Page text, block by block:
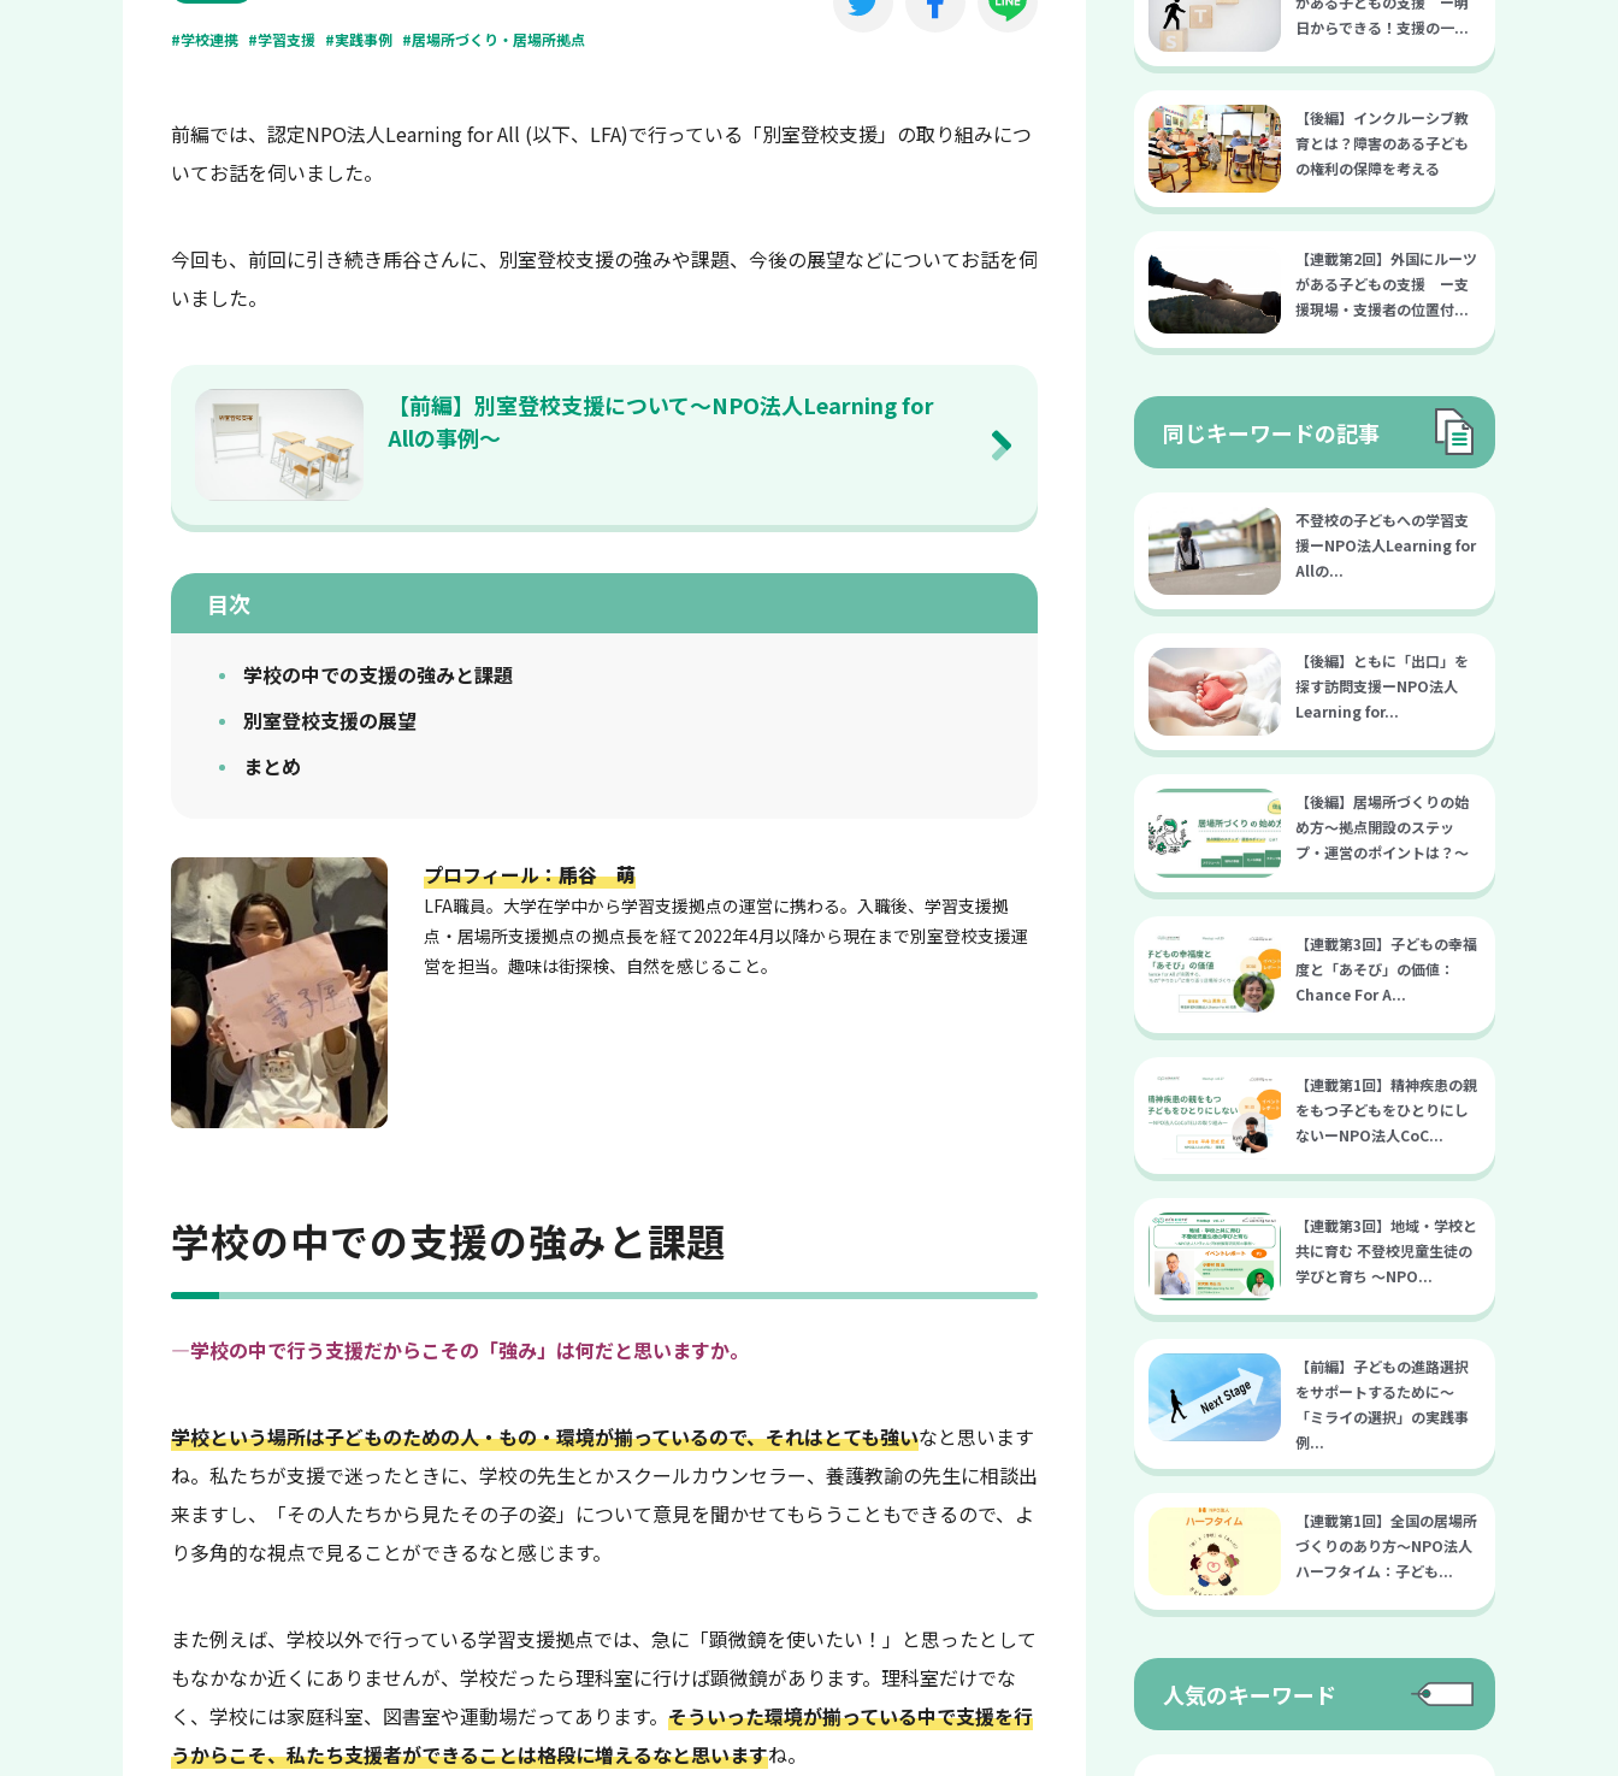
#学校連携 #学習支援 #実践事例 #居場所づくり・居場所拠点
前編では、認定NPO法人Learning for All (以下、LFA)で行っている「別室登校支援」の取り組みにつ
いてお話を伺いました。
今回も、前回に引き続き乕谷さんに、別室登校支援の強みや課題、今後の展望などについてお話を伺
いました。
【前編】別室登校支援について～NPO法人Learning for
Allの事例～
目次
学校の中での支援の強みと課題
別室登校支援の展望
まとめ
プロフィール：乕谷 萌
LFA職員。大学在学中から学習支援拠点の運営に携わる。入職後、学習支援拠
点・居場所支援拠点の拠点長を経て2022年4月以降から現在まで別室登校支援運
営を担当。趣味は街探検、自然を感じること。
学校の中での支援の強みと課題
—学校の中で行う支援だからこその「強み」は何だと思いますか。
学校という場所は子どものための人・もの・環境が揃っているので、それはとても強いなと思います
ね。私たちが支援で迷ったときに、学校の先生とかスクールカウンセラー、養護教諭の先生に相談出
来ますし、「その人たちから見たその子の姿」について意見を聞かせてもらうこともできるので、よ
り多角的な視点で見ることができるなと感じます。
また例えば、学校以外で行っている学習支援拠点では、急に「顕微鏡を使いたい！」と思ったとして
もなかなか近くにありませんが、学校だったら理科室に行けば顕微鏡があります。理科室だけでな
く、学校には家庭科室、図書室や運動場だってあります。 そういった環境が揃っている中で支援を行
うからこそ、私たち支援者ができることは格段に増えるなと思いますね。
日からできる！支援の一...
【後編】インクルーシブ教
育とは？障害のある子ども
の権利の保障を考える
【連載第2回】外国にルーツ
がある子どもの支援 ー支
援現場・支援者の位置付...
同じキーワードの記事
不登校の子どもへの学習支
援ーNPO法人Learning for
Allの...
【後編】ともに「出口」を
探す訪問支援ーNPO法人
Learning for...
【後編】居場所づくりの始
め方～拠点開設のステッ
プ・運営のポイントは？～
【連載第3回】子どもの幸福
度と「あそび」の価値：
Chance For A...
【連載第1回】精神疾患の親
をもつ子どもをひとりにし
ないーNPO法人CoC...
【連載第3回】地域・学校と
共に育む 不登校児童生徒の
学びと育ち 〜NPO...
【前編】子どもの進路選択
をサポートするために～
「ミライの選択」の実践事
例...
【連載第1回】全国の居場所
づくりのあり方～NPO法人
ハーフタイム：子ども...
人気のキーワード